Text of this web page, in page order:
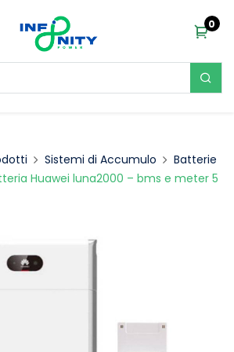
0
Sistemi di Accumulo
Batterie
Huawei luna2000 – bms e meter 5